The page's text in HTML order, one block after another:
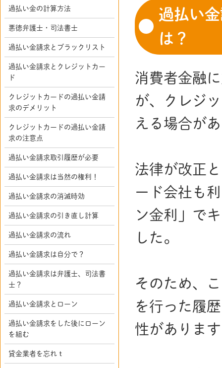
過払い
は？
消費者金融
が、クレジ
える場合が
法律が改正
ード会社も
ン金利」で
した。
そのため、
を行った履
性がありま
過払い金の計算方法
悪徳弁護士・司法書士
過払い金請求とブラックリスト
過払い金請求とクレジットカー
ド
クレジットカードの過払い金請
求のデメリット
クレジットカードの過払い金請
求の注意点
過払い金請求取引履歴が必要
過払い金請求は当然の権利！
過払い金請求の消滅時効
過払い金請求の引き直し計算
過払い金請求の流れ
過払い金請求は自分で？
過払い金請求は弁護士、司法書
士？
過払い金請求とローン
過払い金請求をした後にローン
を組む
貸金業者を忘れｔ